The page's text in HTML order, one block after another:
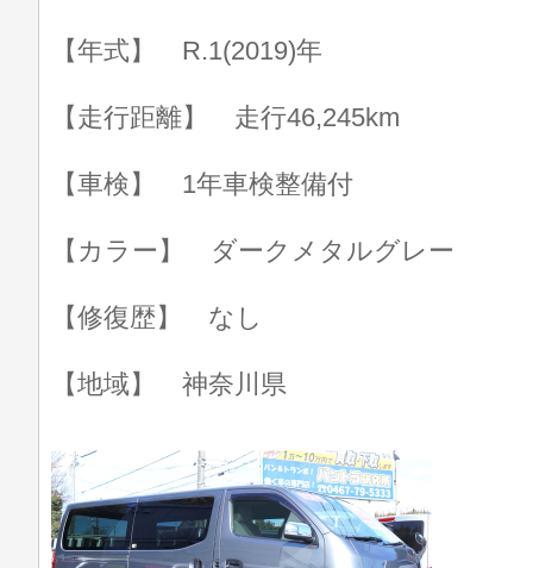
【年式】 R.1(2019)年
【走行距離】 走行46,245km
【車検】 1年車検整備付
【カラー】 ダークメタルグレー
【修復歴】 なし
【地域】 神奈川県